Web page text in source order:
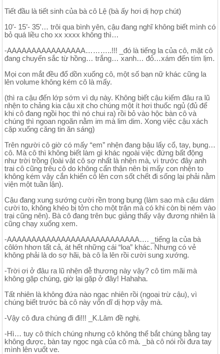
Tiết đầu là tiết sinh của bà cô Lệ (bà ấy hơi dị hợp chút)
10’- 15’- 35’… trôi qua bình yên, cậu đang nghĩ không biết mình có
bỏ quá liều cho xx xxxx không thì…
-AAAAAAAAAAAAAAAA………..!!! _đó là tiếng la của cô, mặt cô
đang chuyển sắc từ hồng… trắng… xanh… đỏ…xám đến tím lịm.
Mọi con mắt đều đổ dồn xuống cô, một số bạn nữ khác cũng la
lên volume không kém cô là mấy.
(thì ra cậu đến lớp sớm vì dụ này. Không biết cậu kiếm đâu ra lũ
nhện to chảng kia cậu xịt cho chúng một ít hơi thuốc ngủ (đủ để
khi cô đang ngồi học thì nó chui ra) rồi bỏ vào hộc bàn cô và
chúng thì ngoan ngoãn nằm im mà lim dim. Xong việc cậu xách
cặp xuống căng tin ăn sáng)
Trên người cô giờ có mấy “em” nhện đang bậu lấy cổ, tay, bụng…
cô. Mà cô thì không biết làm gì khác ngoài việc đứng bất động
như trời trồng (loài vật cô sợ nhất là nhện mà, vì trước đây anh
trai cô cũng trêu cô do không cẩn thận nên bị mấy con nhện to
không kém vậy cắn khiến cô lên cơn sốt chết đi sống lại phải nằm
viện một tuần lận).
Cậu đang xung sướng cười rền trong bụng (làm sao mà cậu dám
cười to, không khéo bị tởn cho một trận mà có khi còn bị ném vào
trại cũng nên). Bà cô đang trên bục giảng thấy vậy đương nhiên là
cũng chạy xuống xem.
-AAAAAAAAAAAAAAAAAAAAAAAAAAA…. _tiếng la của bà
côlớn hhơn tất cả, át hết những cái “loa” khác. Nhưng có vẻ
không phải là do sợ hãi, bà cô la lên rồi cười sung xướng.
-Trời ơi ở đâu ra lũ nhện dễ thương này vậy? cô tìm mãi mà
không gặp chúng, giờ lại gặp ở đây! Hahaha.
Tất nhiên là không đứa nào ngạc nhiên rồi (ngoại trừ cậu), vì
chúng biết trước bà cô này vốn dĩ dị hợp vậy mà.
-Vậy cô đưa chúng đi đi!!! _K.Lâm đề nghị.
-Hì… tuy cô thích chúng nhưng cô không thể bắt chúng bằng tay
không được, bàn tay ngọc ngà của cô mà. _bà cô nói rồi đưa tay
mình lên vuốt ve.